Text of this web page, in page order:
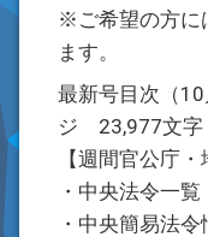
※ご希望の方に
ます。
最新号目次（
ジ 23,977文字
【週間官公庁・
・中央法令一
・中央簡易法